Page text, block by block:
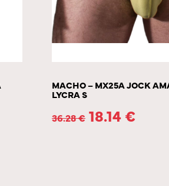
MACHO – MX25A JOCK
LYCRA S
36.28€ 18.14 €